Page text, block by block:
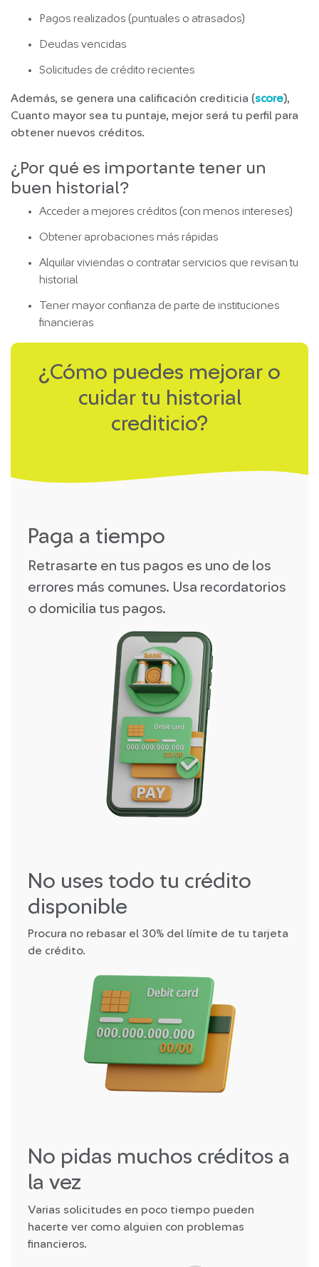
Pagos realizados (puntuales o atrasados)
Deudas vencidas
Solicitudes de crédito recientes
Además, se genera una calificación crediticia (score),
Cuanto mayor sea tu puntaje, mejor será tu perfil para
obtener nuevos créditos.
¿Por qué es importante tener un
buen historial?
Acceder a mejores créditos (con menos intereses)
Obtener aprobaciones más rápidas
Alquilar viviendas o contratar servicios que revisan tu
historial
Tener mayor confianza de parte de instituciones
financieras
¿Cómo puedes mejorar o
cuidar tu historial
crediticio?
Paga a tiempo
Retrasarte en tus pagos es uno de los
errores más comunes. Usa recordatorios
o domicilia tus pagos.
No uses todo tu crédito
disponible
Procura no rebasar el 30% del límite de tu tarjeta
de crédito.
No pidas muchos créditos a
la vez
Varias solicitudes en poco tiempo pueden
hacerte ver como alguien con problemas
financieros.